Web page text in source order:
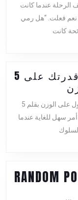
الرحلة عندما كانت
نعم فعلت. “هل رمي
كانت
5 عناصر يمكن أن تؤثر على قدرتك على
5 عناصر يمكن أن تؤثر على قدرتك على الحصول على الوزن بقلم
سهل للغاية عندما
RANDOM